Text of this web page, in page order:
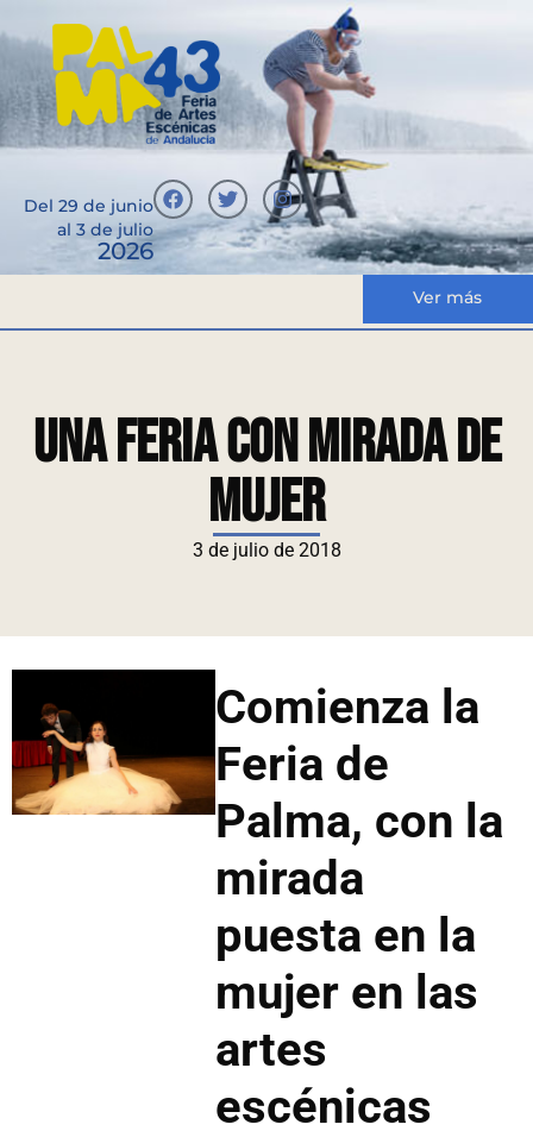
Del 29 de junio
al 3 de julio
2026
Ver más
Una Feria con mirada de
mujer
3 de julio de 2018
Comienza la
Feria de
Palma, con la
mirada
puesta en la
mujer en las
artes
escénicas